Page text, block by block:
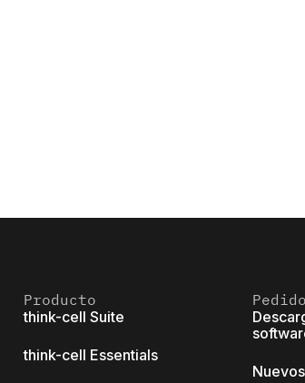
Producto
think-cell Suite
think-cell Essentials
Pedido